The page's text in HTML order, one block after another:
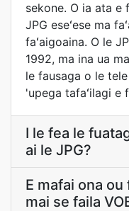
sekone. O ia ata e
JPG eseʻese ma
faʻaigoaina. O le
1992, ma ina ua
le fausaga o le
'upega tafaʻilagi e
I le fea le
ai le JPG?
E mafai ona ou
mai se faila